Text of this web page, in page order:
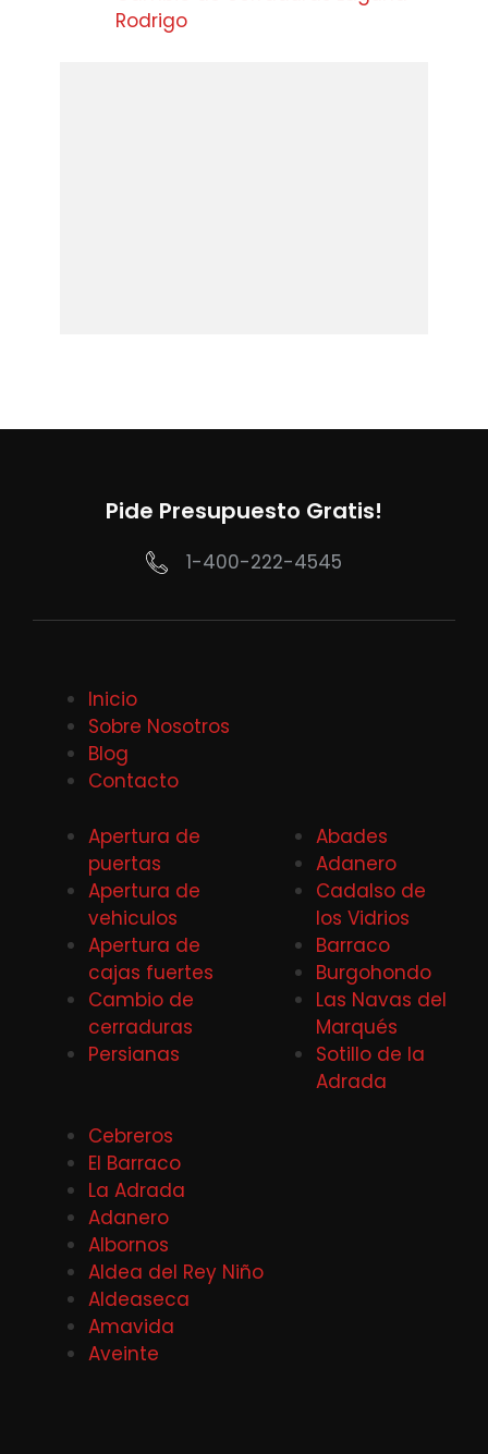
Rodrigo
Pide Presupuesto Gratis!
1-400-222-4545
Inicio
Sobre Nosotros
Blog
Contacto
Apertura de
puertas
Apertura de
vehiculos
Apertura de
cajas fuertes
Cambio de
cerraduras
Persianas
Abades
Adanero
Cadalso de
los Vidrios
Barraco
Burgohondo
Las Navas del
Marqués
Sotillo de la
Adrada
Cebreros
El Barraco
La Adrada
Adanero
Albornos
Aldea del Rey Niño
Aldeaseca
Amavida
Aveinte